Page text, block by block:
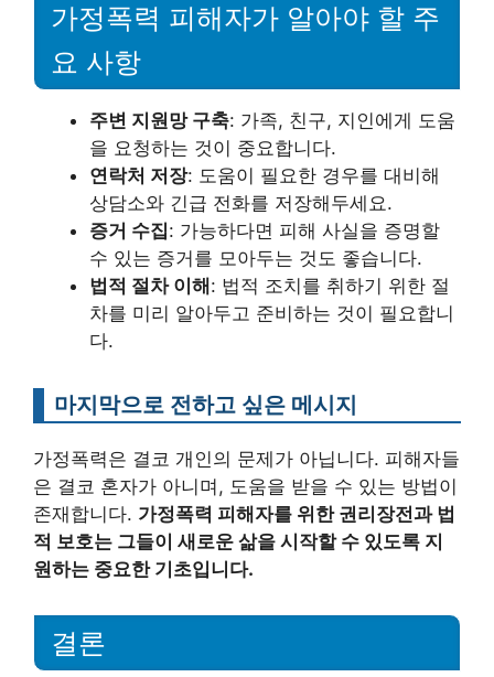
가정폭력 피해자가 알아야 할 주
요 사항
주변 지원망 구축: 가족, 친구, 지인에게 도움
을 요청하는 것이 중요합니다.
연락처 저장: 도움이 필요한 경우를 대비해
상담소와 긴급 전화를 저장해두세요.
증거 수집: 가능하다면 피해 사실을 증명할
수 있는 증거를 모아두는 것도 좋습니다.
법적 절차 이해: 법적 조치를 취하기 위한 절
차를 미리 알아두고 준비하는 것이 필요합니
다.
마지막으로 전하고 싶은 메시지
가정폭력은 결코 개인의 문제가 아닙니다. 피해자들
은 결코 혼자가 아니며, 도움을 받을 수 있는 방법이
존재합니다. 가정폭력 피해자를 위한 권리장전과 법
적 보호는 그들이 새로운 삶을 시작할 수 있도록 지
원하는 중요한 기초입니다.
결론